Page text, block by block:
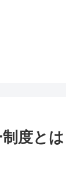
度と